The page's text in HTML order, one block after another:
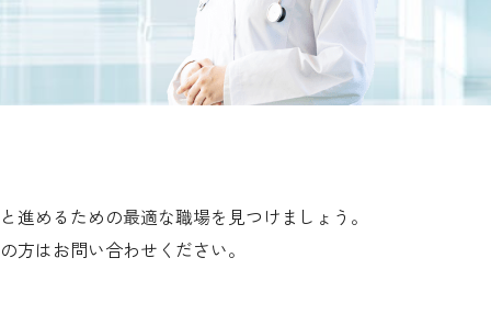
めるための最適な職場を見つけましょう。
はお問い合わせください。